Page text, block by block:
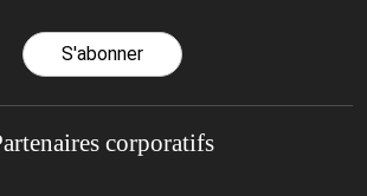
S'abonner
corporatifs